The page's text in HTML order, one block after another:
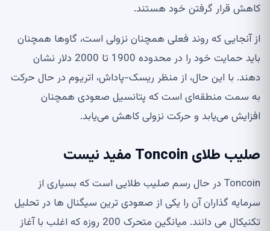
کاهش قرار گرفتن خود هستند.
از آنجایی که روند فعلی همچنان نزولی است، گاوها همچنان
باید حمایت خود را در محدوده 1900 تا 2000 دلار نشان
دهند. با این حال، از منظر ریسک-پاداش، اتریوم در حال حرکت
به سمت منطقه‌ای است که پتانسیل صعودی همچنان
افزایش می‌یابد و حرکت نزولی کاهش می‌یابد.
صلیب طلای Toncoin مفید نیست
Toncoin در حال رسم صلیب طلایی است که بسیاری از
سرمایه گذاران آن را یکی از صعودی ترین سیگنال ها در تحلیل
تکنیکال می دانند. میانگین متحرک 200 روزه که اغلب با آغاز